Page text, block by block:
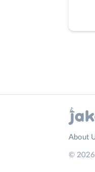
About
© 2026